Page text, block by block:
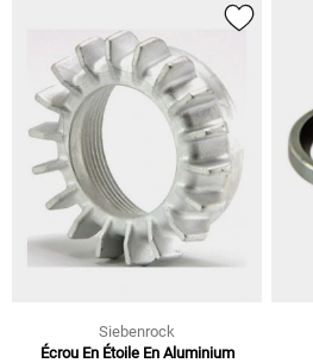
Siebenrock
Écrou En Étoile En Aluminium